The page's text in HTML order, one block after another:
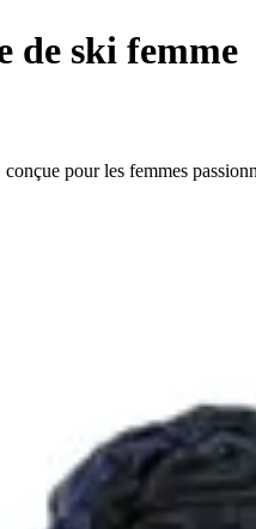
de ski femme
pour les femmes